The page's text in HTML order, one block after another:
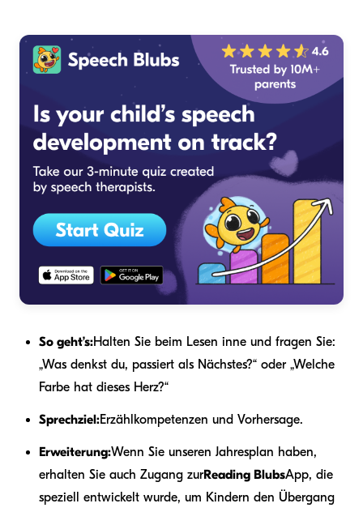
So geht’s:Halten Sie beim Lesen inne und fragen Sie:
„Was denkst du, passiert als Nächstes?“ oder „Welche
Farbe hat dieses Herz?“
Sprechziel:Erzählkompetenzen und Vorhersage.
Erweiterung:Wenn Sie unseren Jahresplan haben,
erhalten Sie auch Zugang zurReading BlubsApp, die
speziell entwickelt wurde, um Kindern den Übergang